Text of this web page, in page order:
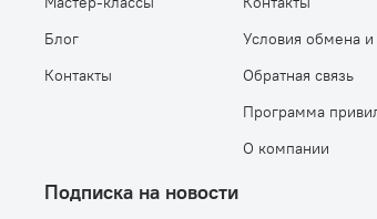
Блог
Контакты
Условия обмена и
Обратная связь
Программа
О компании
Подписка на новости